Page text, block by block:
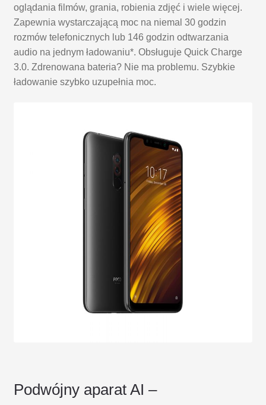
oglądania filmów, grania, robienia zdjęć i wiele więcej.
Zapewnia wystarczającą moc na niemal 30 godzin
rozmów telefonicznych lub 146 godzin odtwarzania
audio na jednym ładowaniu*. Obsługuje Quick Charge
3.0. Zdrenowana bateria? Nie ma problemu. Szybkie
ładowanie szybko uzupełnia moc.
Podwójny aparat AI –